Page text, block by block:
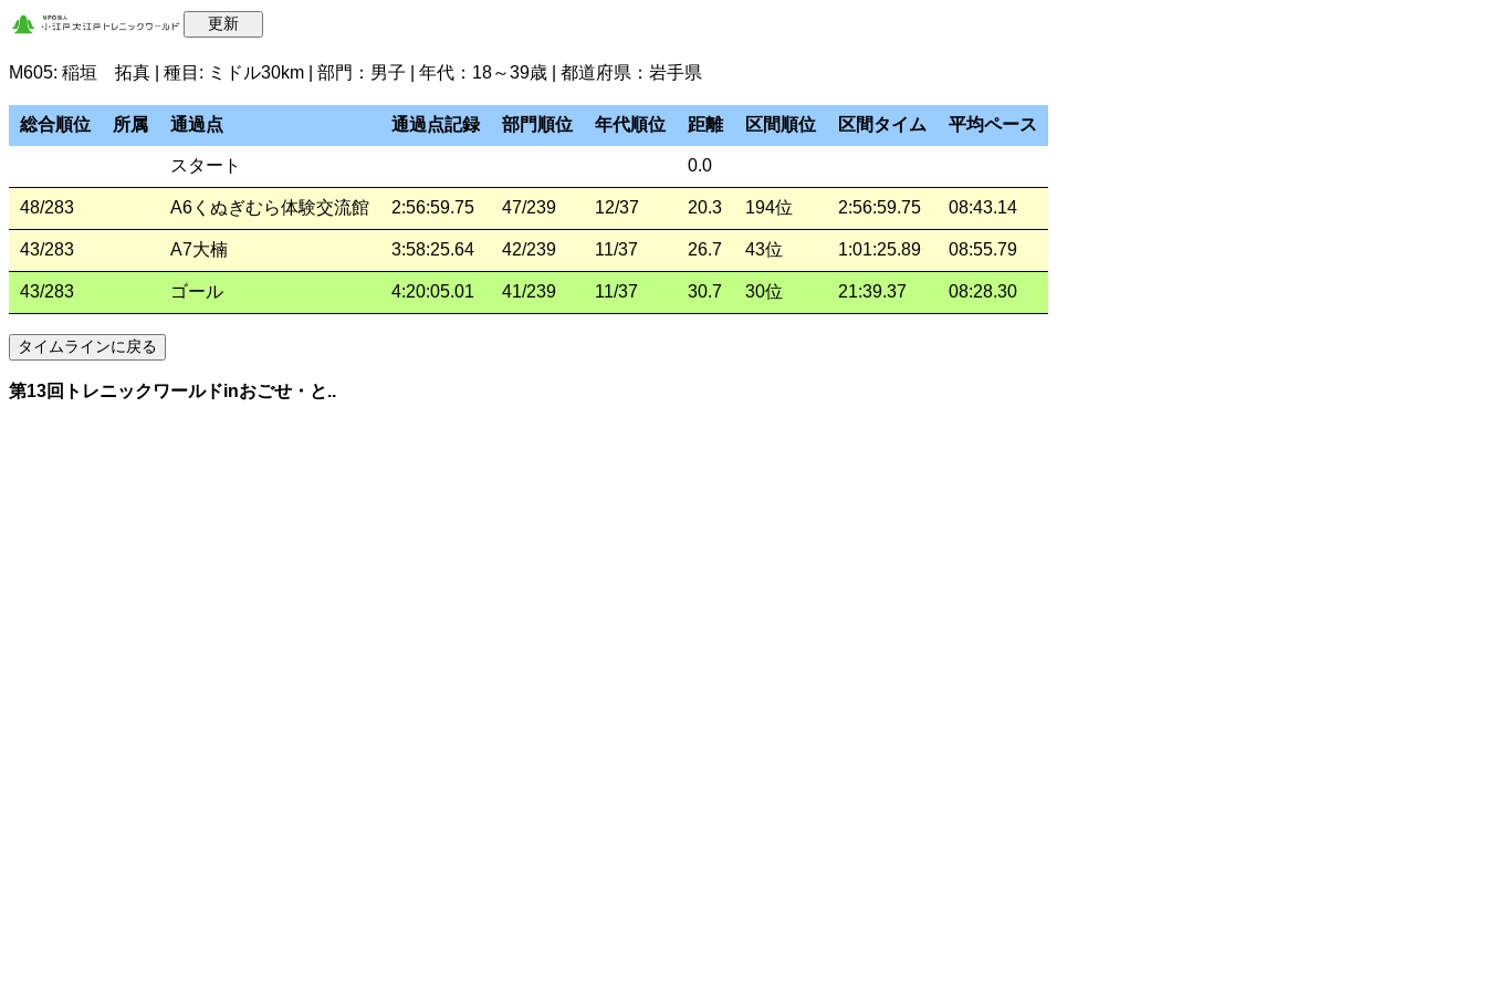
M605: 稲垣 拓真 | 種目: ミドル30km | 部門：男子 | 年代：18～39歳 | 都道府県：岩手県
総合順位 所属 通過点 通過点記録 部門順位 年代順位 距離 区間順位 区間タイム 平均ペース
スタート 0.0
48/283 A6くぬぎむら体験交流館 2:56:59.75 47/239 12/37 20.3 194位 2:56:59.75 08:43.14
43/283 A7大楠 3:58:25.64 42/239 11/37 26.7 43位 1:01:25.89 08:55.79
43/283 ゴール 4:20:05.01 41/239 11/37 30.7 30位 21:39.37 08:28.30
第13回トレニックワールドinおごせ・と..